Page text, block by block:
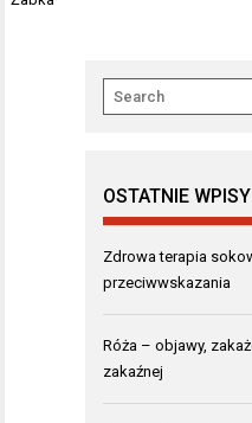
OSTATNIE WPISY
Zdrowa terapia
przeciwwskazania
Róża – objawy,
zakaźnej